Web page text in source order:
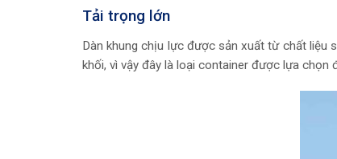
Tải trọng lớn
Dàn khung chịu lực được sản xuất từ chất liệu
khối, vì vậy đây là loại container được lựa chọn